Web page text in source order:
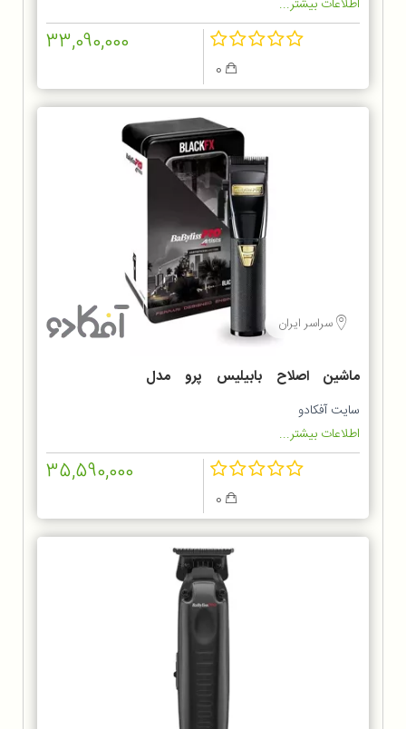
اطلاعات بیشتر...
33,090,000
سراسر ایران
ماشین اصلاح بابیلیس پرو مدل
FX8700BKSDE
سایت آفکادو
اطلاعات بیشتر...
35,590,000